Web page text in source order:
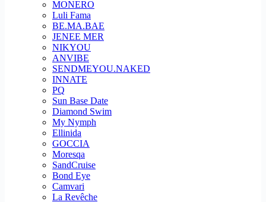
MONERO
Luli Fama
BE.MA.BAE
JENEE MER
NIKYOU
ANVIBE
SENDMEYOU.NAKED
INNATE
PQ
Sun Base Date
Diamond Swim
My Nymph
Ellinida
GOCCIA
Moresqa
SandCruise
Bond Eye
Camvari
La Revêche